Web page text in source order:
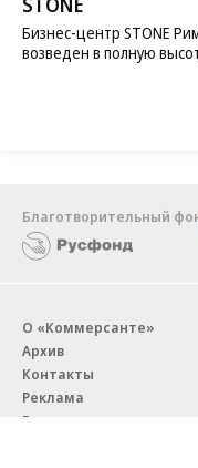
Бизнес-центр STONE
возведен в полную
Благотворительный
О «Коммерсанте»
Архив
Контакты
Реклама
Вакансии